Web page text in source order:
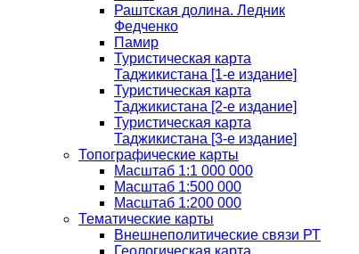
Раштская долина. Ледник
Федченко
Памир
Туристическая карта
Таджикистана [1-е издание]
Туристическая карта
Таджикистана [2-е издание]
Туристическая карта
Таджикистана [3-е издание]
Топографические карты
Масштаб 1:1 000 000
Масштаб 1:500 000
Масштаб 1:200 000
Тематические карты
Внешнеполитические связи РТ
Геологическая карта